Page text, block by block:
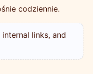
codziennie.
links, and